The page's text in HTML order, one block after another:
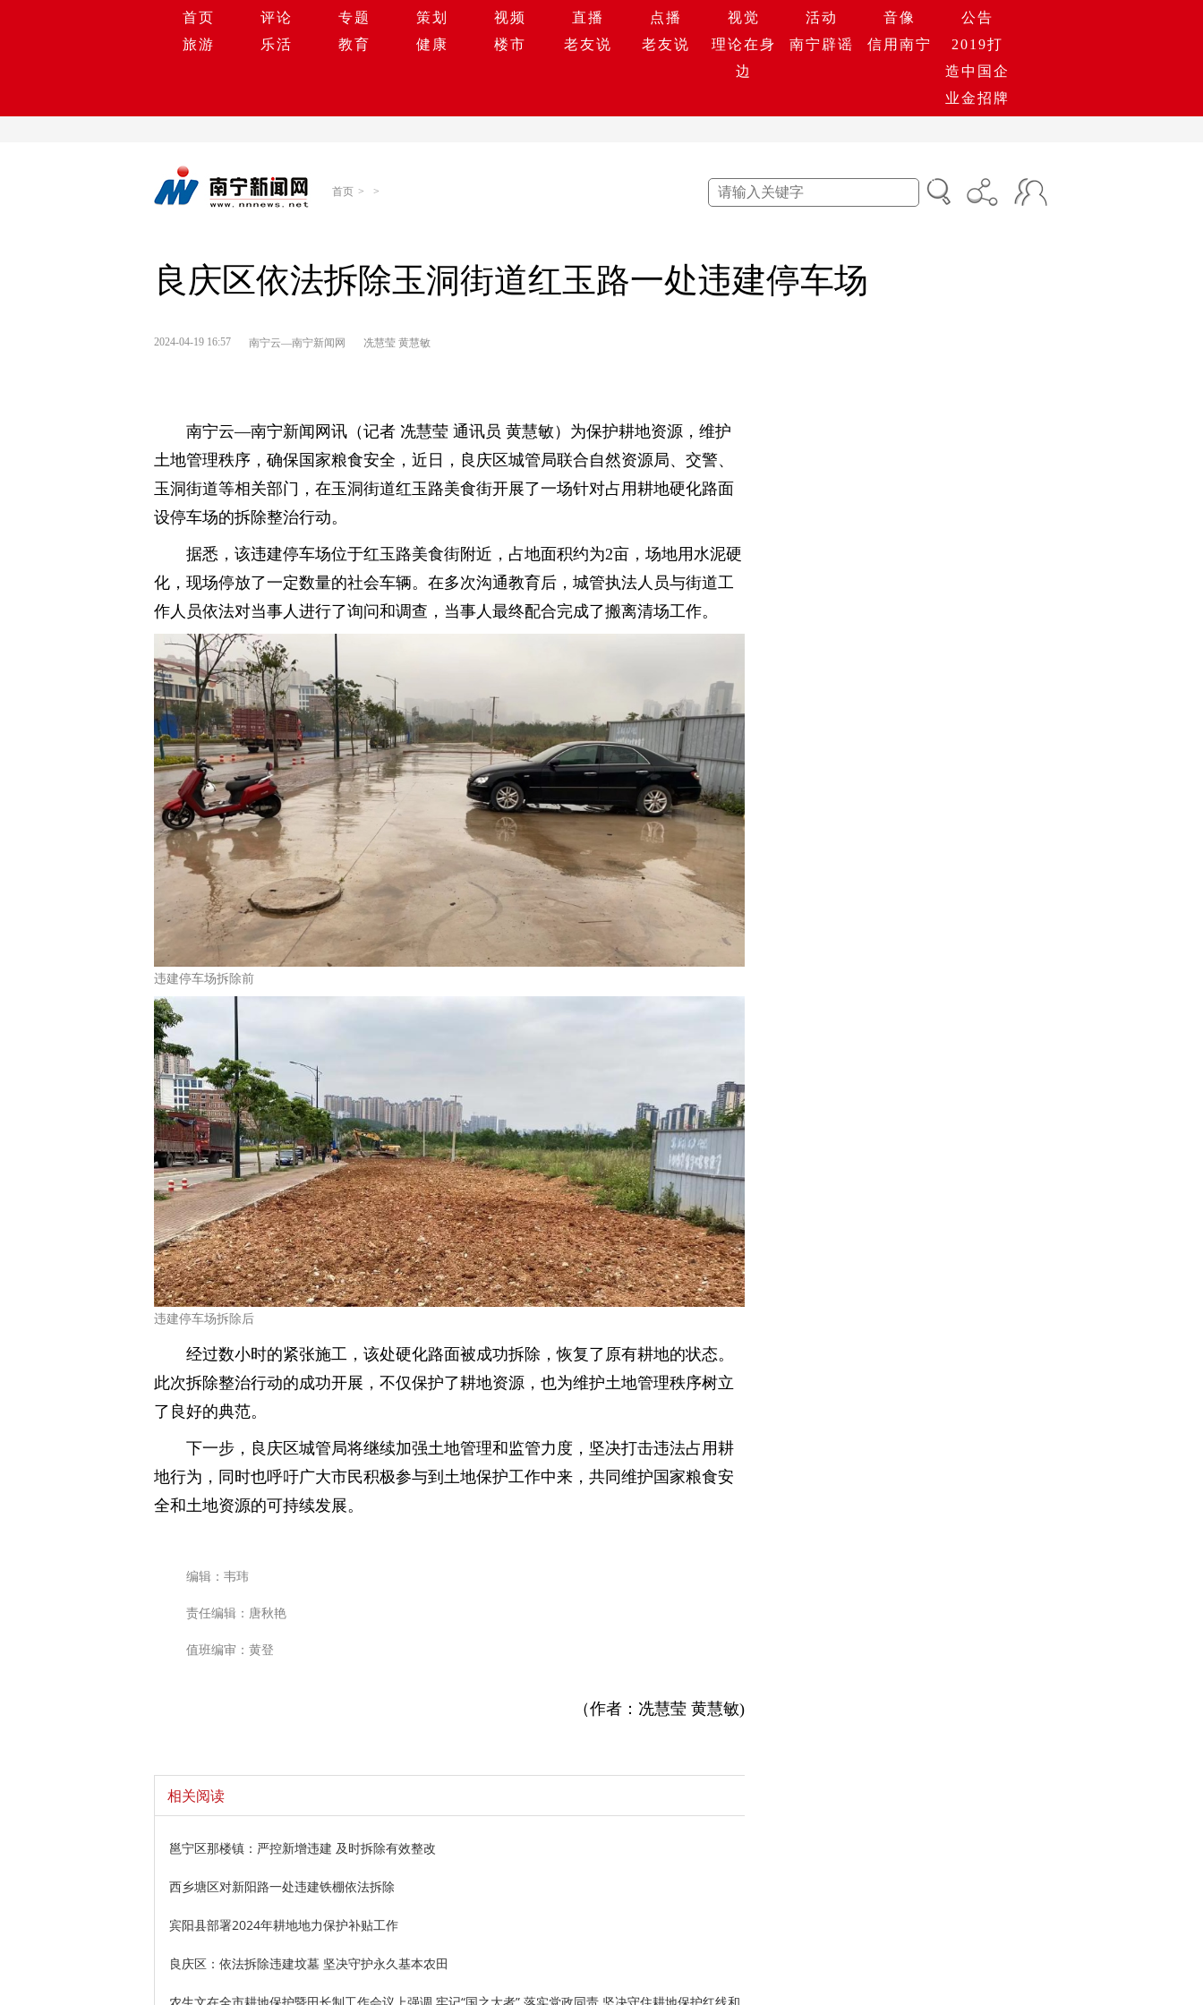
首页 评论 专题 策划 视频 直播 点播 视觉 活动 音像
公告
旅游
乐活 教育 健康 楼市 老友说 老友说
理论在身
边
南宁辟谣 信用南宁
2019打
造中国企
业金招牌
首页 > >
良庆区依法拆除玉洞街道红玉路一处违建停车场
2024-04-19 16:57 南宁云—南宁新闻网 冼慧莹 黄慧敏
南宁云—南宁新闻网讯（记者 冼慧莹 通讯员 黄慧敏）为保护耕地资源，维护
土地管理秩序，确保国家粮食安全，近日，良庆区城管局联合自然资源局、交警、
玉洞街道等相关部门，在玉洞街道红玉路美食街开展了一场针对占用耕地硬化路面
设停车场的拆除整治行动。
据悉，该违建停车场位于红玉路美食街附近，占地面积约为2亩，场地用水泥硬
化，现场停放了一定数量的社会车辆。在多次沟通教育后，城管执法人员与街道工
作人员依法对当事人进行了询问和调查，当事人最终配合完成了搬离清场工作。
违建停车场拆除前
违建停车场拆除后
经过数小时的紧张施工，该处硬化路面被成功拆除，恢复了原有耕地的状态。
此次拆除整治行动的成功开展，不仅保护了耕地资源，也为维护土地管理秩序树立
了良好的典范。
下一步，良庆区城管局将继续加强土地管理和监管力度，坚决打击违法占用耕
地行为，同时也呼吁广大市民积极参与到土地保护工作中来，共同维护国家粮食安
全和土地资源的可持续发展。
编辑：韦玮
责任编辑：唐秋艳
值班编审：黄登
（作者：冼慧莹 黄慧敏)
相关阅读
邕宁区那楼镇：严控新增违建 及时拆除有效整改
西乡塘区对新阳路一处违建铁棚依法拆除
宾阳县部署2024年耕地地力保护补贴工作
良庆区：依法拆除违建坟墓 坚决守护永久基本农田